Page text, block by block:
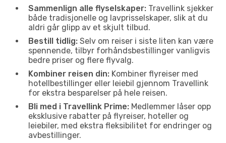
Sammenlign alle flyselskaper: Travellink sjekker
både tradisjonelle og lavprisselskaper, slik at du
aldri går glipp av et skjult tilbud.
Bestill tidlig: Selv om reiser i siste liten kan være
spennende, tilbyr forhåndsbestillinger vanligvis
bedre priser og flere flyvalg.
Kombiner reisen din: Kombiner flyreiser med
hotellbestillinger eller leiebil gjennom Travellink
for ekstra besparelser på hele reisen.
Bli med i Travellink Prime: Medlemmer låser opp
eksklusive rabatter på flyreiser, hoteller og
leiebiler, med ekstra fleksibilitet for endringer og
avbestillinger.